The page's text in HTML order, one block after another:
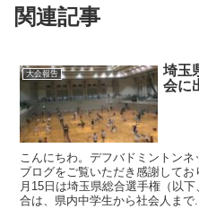
関連記事
大会報告
埼玉
会に
こんにちわ。デフバドミントン
ブログをご覧いただき感謝して
月15日は埼玉県総合選手権（以
合は、県内中学生から社会人まで